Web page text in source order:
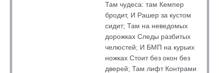
Там чудеса: там Кемпер
бродит, И Рашер за кустом
сидит; Там на неведомых
дорожках Следы разбитых
челюстей; И БМП на курьих
ножках Стоит без окон без
дверей; Там лифт Контрами